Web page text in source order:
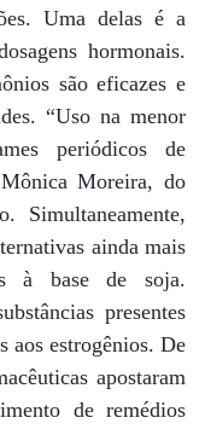
Uma delas é a
hormonais.
são eficazes e
“Uso na menor
periódicos de
Moreira, do
Simultaneamente,
ainda mais
à base de soja.
presentes
aos estrogênios. De
apostaram
de remédios